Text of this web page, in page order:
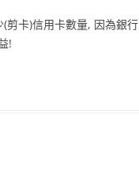
剪卡)信用卡數量, 因為銀行
!